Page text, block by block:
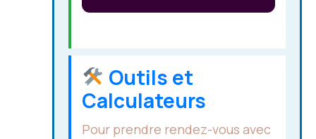
Outils et
Calculateurs
Pour prendre rendez-vous avec